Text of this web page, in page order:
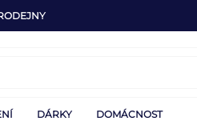
DÁRKY DOMÁCNOST